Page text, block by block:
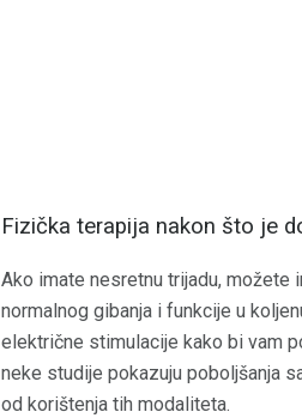
Fizička terapija nakon što je
Ako imate nesretnu trijadu, možete
normalnog gibanja i funkcije u
električne stimulacije kako bi vam
neke studije pokazuju poboljšanja
od korištenja tih modaliteta.